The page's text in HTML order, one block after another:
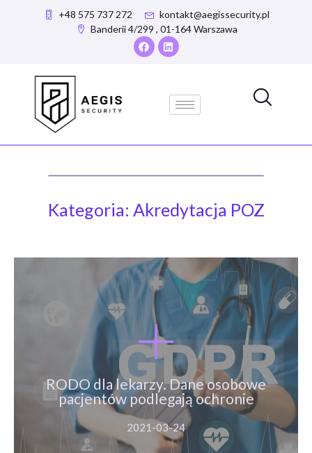
+48 575 737 272
kontakt@aegissecurity.pl
Banderii 4/299 , 01-164 Warszawa
Kategoria: Akredytacja POZ
RODO dla lekarzy. Dane osobowe
pacjentów podlegają ochronie
2021-03-24
RODO dla lekarzy. Dane osobowe
pacjentów podlegają ochronie
Więcej